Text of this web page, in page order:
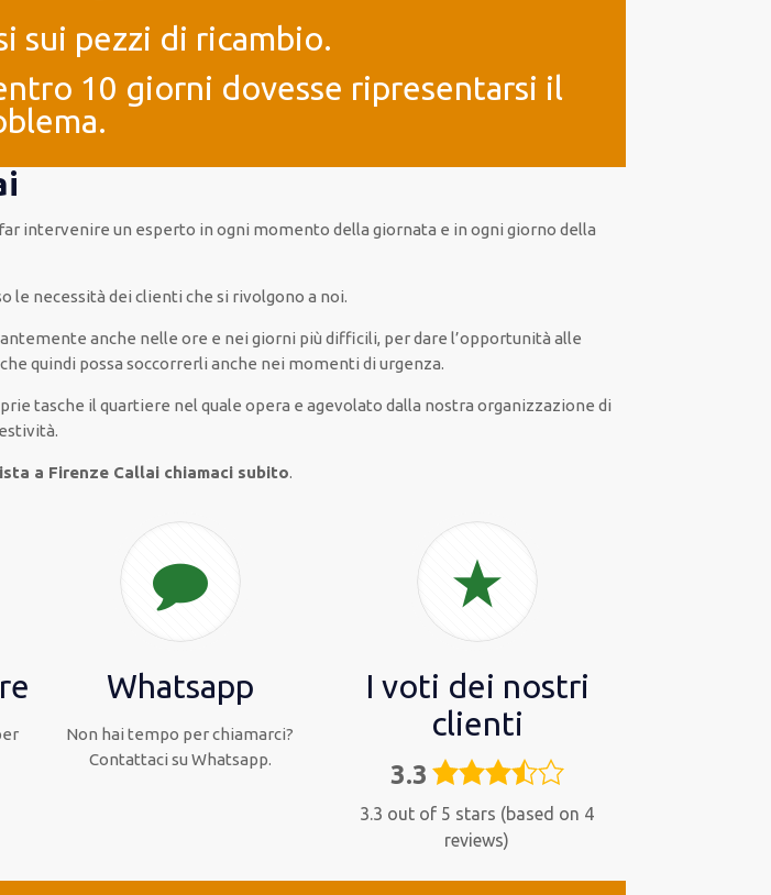
sui pezzi di ricambio.
10 giorni dovesse ripresentarsi il
intervenire un esperto inogni momento della giornata e inogni giorno della
le necessitàdei clienti che si rivolgono a noi.
anche nelle ore e nei giorni piùdifficili, perdare l’opportunità alle
quindi possa soccorrerli anche nei momenti di urgenza.
tasche il quartiere nel quale opera eagevolato dalla nostra organizzazione di
.
a Firenze Callai chiamaci subito.
Whatsapp
Non hai tempo per chiamarci?
Contattaci su Whatsapp.
I voti dei nostri
clienti
3.3 3,3
3.3 out of 5 stars (based on 4
reviews)